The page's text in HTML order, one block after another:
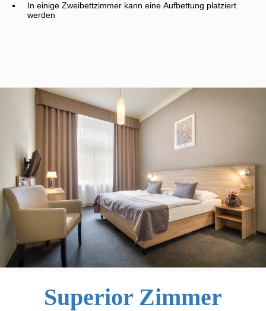
In einige Zweibettzimmer kann eine Aufbettung platziert
werden
Superior Zimmer